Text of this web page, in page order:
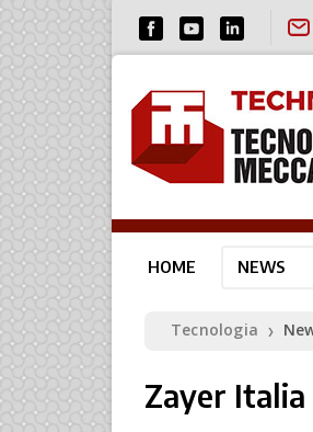
HOME NEWS
Tecnologia ❯
Zayer